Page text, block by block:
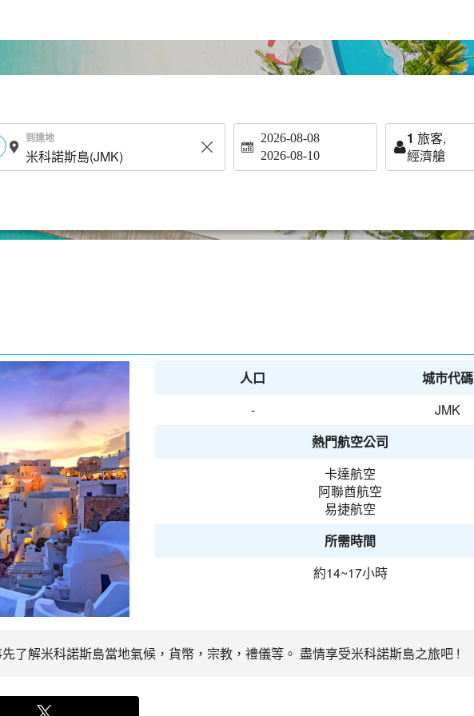
到達地 2026-08-08
2026-08-10
1 旅客,
經濟艙
人口
城市代碼
-
JMK
熱門航空公司
卡達航空
阿聯酋航空
易捷航空
所需時間
約14~17小時
了解米科諾斯島當地氣候，貨幣，宗教，禮儀等。 盡情享受米科諾斯島之旅吧 !